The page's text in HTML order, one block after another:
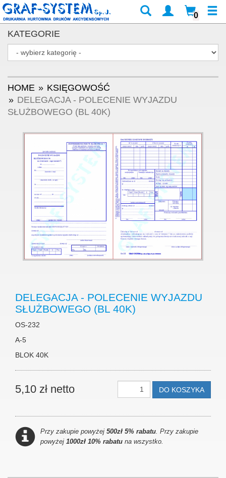
0
KATEGORIE
HOME
KSIĘGOWOŚĆ
DELEGACJA - POLECENIE WYJAZDU
SŁUŻBOWEGO (BL 40K)
DELEGACJA - POLECENIE WYJAZDU
SŁUŻBOWEGO (BL 40K)
OS-232
A-5
BLOK 40K
5,10 zł netto DO KOSZYKA
Przy zakupie powyżej 500zł 5% rabatu . Przy zakupie
powyżej 1000zł 10% rabatu na wszystko.